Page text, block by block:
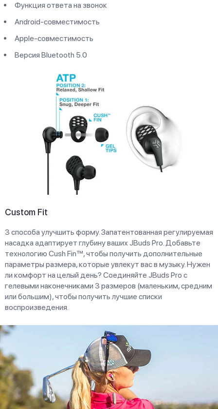
Функция ответа на звонок
Android-совместимость
Apple-совместимость
Версия Bluetooth 5.0
Custom Fit
3 способа улучшить форму. Запатентованная регулируемая
насадка адаптирует глубину ваших JBuds Pro. Добавьте
технологию Cush Fin™, чтобы получить дополнительные
параметры размера, которые увлекут вас в музыку. Нужен
ли комфорт на целый день? Соединяйте JBuds Pro с
гелевыми наконечниками 3 размеров (маленьким, средним
или большим), чтобы получить лучшие списки
воспроизведения.